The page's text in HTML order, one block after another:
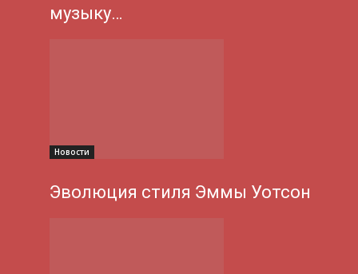
музыку…
Новости
Эволюция стиля Эммы Уотсон